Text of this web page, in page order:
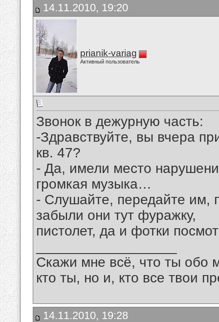
14.11.2010, 19:20
prianik-variag
Активный пользователь
Звонок в дежурную часть:
-Здравствуйте, вы вчера
кв. 47?
- Да, имели место
громкая музыка…
- Слушайте, передайте им,
забыли они тут фуражку,
пистолет, да и фотки
Скажи мне всё, что ты обо
кто ты, но и, кто все твои
14.11.2010, 19:28